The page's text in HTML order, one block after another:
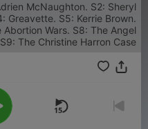
McNaughton. S2: Sheryl
Greavette. S5: Kerrie Brown.
Wars. S8: The Angel
The Christine Harron Case.